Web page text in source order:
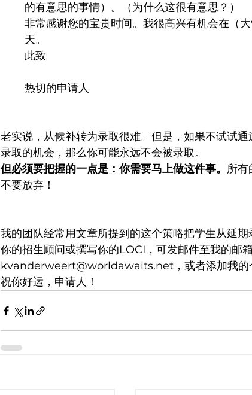
的有意思的事情）。（为什么这很有意思？）
非常感谢您的宝贵时间。我很高兴有机会在（
天。
此致
热切的申请人
老实说，从候补转为录取很难。但是，如果不试试
录取的机会，那么你可能永远不会被录取。
但必须要把握的一点是：你需要马上做这件事。 所有
不要放弃！
我的团队经常用文章所提到的这个策略把学生从延
你的招生顾问或撰写你的LOCI，可发邮件至我的邮箱
kvanderweert@worldawaits.net，或者添加我的
祝你好运，申请人！